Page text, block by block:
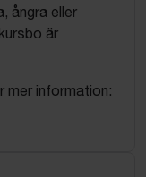
ångra eller
är
mer information: